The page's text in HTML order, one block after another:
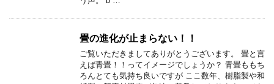
畳の進化が止まらない！！
ご覧いただきましてありがとうございます。 畳と言
えば青畳！！ってイメージでしょうか？ 青畳ももち
ろんとても気持ち良いですが ここ数年、樹脂製や和